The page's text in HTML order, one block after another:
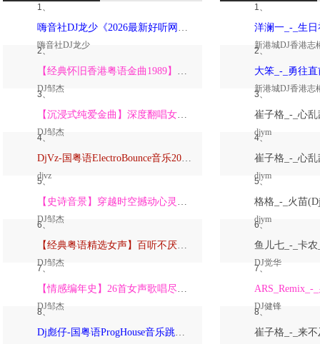
1、
嗨音社DJ龙少《2026最新好听网络伤感歌曲推荐·深爱过的人一生惦记》
嗨音社DJ龙少
2、
【经典怀旧香港粤语金曲1989】高潮版【DJ邹杰】
DJ邹杰
3、
【沉浸式纯爱金曲】深度翻唱女声版【DJ邹杰】_
DJ邹杰
4、
DjVz-国粤语ElectroBounce音乐2026讲不出再见怀旧版蹦迪跳舞大碟
djvz
5、
【史诗音景】穿越时空撼动心灵的管弦乐【DJ邹杰】
DJ邹杰
6、
【经典粤语精选女声】百听不厌深度翻唱版【DJ邹杰】_
DJ邹杰
7、
【情感编年史】26首女声歌唱尽从暗恋到放下的全部【DJ邹杰】
DJ邹杰
8、
Dj彪仔-国粤语ProgHouse音乐跳舞街vs心要让你听见串烧Vol.39
1、
新港城DJ香港志
2、
新港城DJ香港志
3、
djym
4、
djym
5、
djym
6、
DJ觉华
7、
DJ健锋
8、